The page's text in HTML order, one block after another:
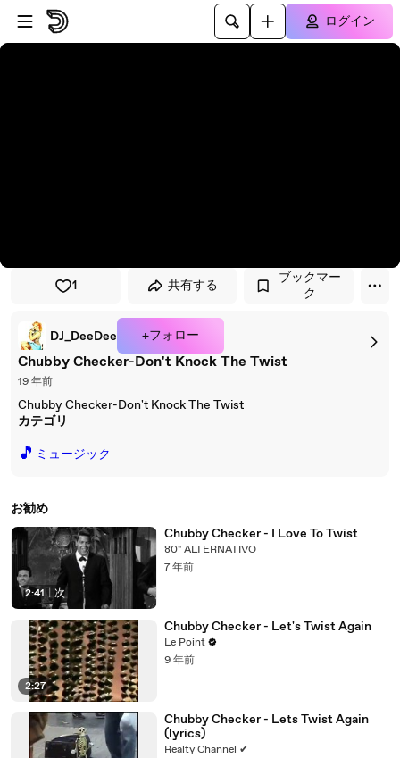
プレイヤーにスキップ
メインコンテンツにスキップ
ログイン
1 共有する
ブックマー
ク
DJ_DeeDee +フォロー
Chubby Checker-Don't Knock The Twist
19 年前
Chubby Checker-Don't Knock The Twist
カテゴリ
🎵 ミュージック
お勧め
2:41 | 次
Chubby Checker - I Love To Twist
80" ALTERNATIVO
7 年前
2:27
Chubby Checker - Let's Twist Again
Le Point
9 年前
Chubby Checker - Lets Twist Again
(lyrics)
Realty Channel ✔